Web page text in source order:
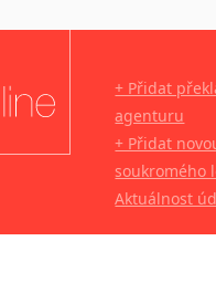
+ Přidat
agenturu
+ Přidat
soukromého
Aktuálnost